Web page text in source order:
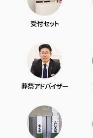
受付セット
葬祭アドバイザー